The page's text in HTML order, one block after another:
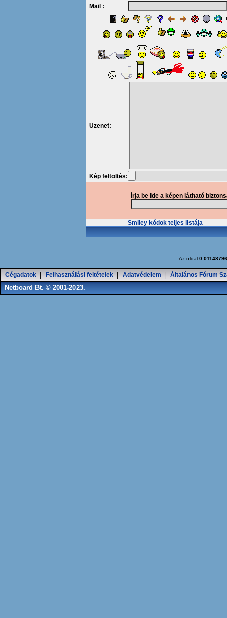
Mail :
Üzenet:
Kép feltöltés:
Írja be ide a képen látható
Smiley kódok teljes listája
Az oldal
Cégadatok Felhasználási feltételek Adatvédelem Általános Fórum
Netboard Bt. © 2001-2023.